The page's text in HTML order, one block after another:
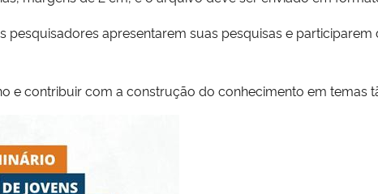
pesquisadores apresentarem suas pesquisas e
e contribuir com a construção do conhecimento em temas